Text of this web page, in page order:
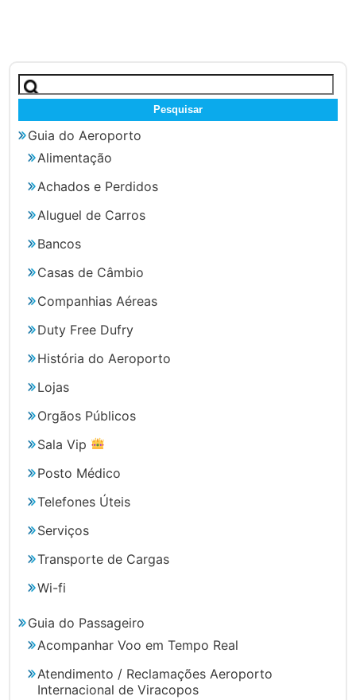
Pesquisar
por:
Guia do Aeroporto
Alimentação
Achados e Perdidos
Aluguel de Carros
Bancos
Casas de Câmbio
Companhias Aéreas
Duty Free Dufry
História do Aeroporto
Lojas
Orgãos Públicos
Sala Vip
Posto Médico
Telefones Úteis
Serviços
Transporte de Cargas
Wi-fi
Guia do Passageiro
Acompanhar Voo em Tempo Real
Atendimento / Reclamações Aeroporto
Internacional de Viracopos